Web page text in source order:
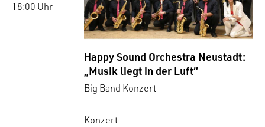
18:00 Uhr
Happy Sound Orchestra Neustadt:
„Musik liegt in der Luft“
Big Band Konzert
Konzert